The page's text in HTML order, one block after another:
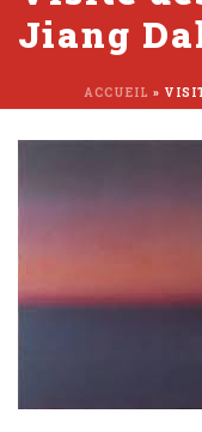
Jiang
ACCUEIL »